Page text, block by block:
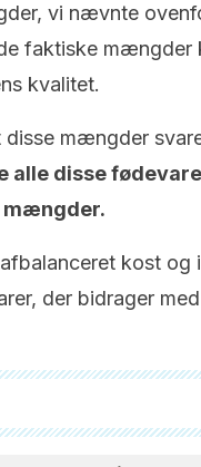
vi nævnte
faktiske mængder
kvalitet.
mængder
alle disse
mængder.
kost og
der bidrager
grundigt gennemgået